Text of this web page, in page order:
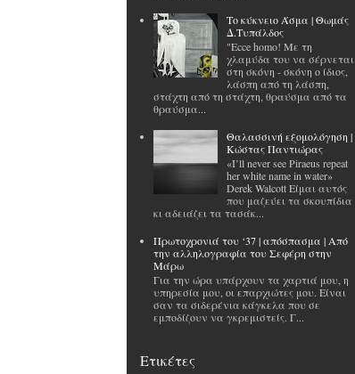
Το κύκνειο Άσμα | Θωμάς
Δ.Τυπάλδος
"Ecce homo! Με τη
χλαμύδα του να σέρνεται
στη σκόνη - σκόνη ο ίδιος,
λάσπη από τη λάσπη,
στάχτη από τη στάχτη, θραύσμα από τα
θραύσμα...
Θαλασσινή εξομολόγηση |
Κώστας Παντιώρας
«I’ll never see Piraeus repeat
her white name in water»
Derek Walcott Είμαι αυτός
που μαζεύει τα σκουπίδια
κι αδειάζει τα τασάκ...
Πρωτοχρονιά του ‘37 | απόσπασμα | Από
την αλληλογραφία του Σεφέρη στην
Μάρω
Για την ώρα υπάρχουν τα χαρτιά μου, η
υπηρεσία μου, οι επαρχιώτες μου. Είναι
σαν τα σιδερένια κάγκελα που σε
εμποδίζουν να γκρεμιστείς. Γ...
Ετικέτες